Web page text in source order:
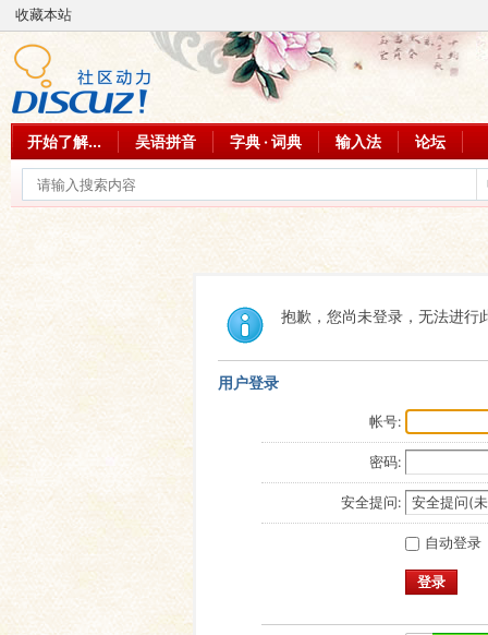
收藏本站
开始了解... 吴语拼音 字典 · 词典 输入法 论坛
抱歉，您尚未登录，无法进行
用户登录
帐号:
密码:
安全提问:
自动登录
登录